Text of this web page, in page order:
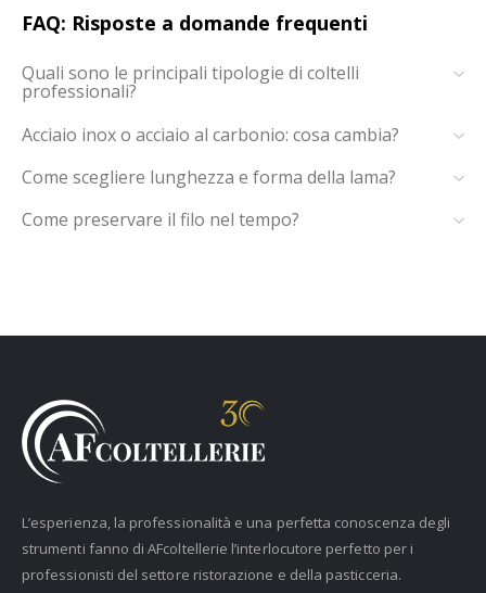
FAQ: Risposte a domande frequenti
Quali sono le principali tipologie di coltelli
professionali?
Acciaio inox o acciaio al carbonio: cosa cambia?
Come scegliere lunghezza e forma della lama?
Come preservare il filo nel tempo?
L’esperienza, la professionalità e una perfetta conoscenza degli
strumenti fanno di AFcoltellerie l’interlocutore perfetto per i
professionisti del settore ristorazione e della pasticceria.